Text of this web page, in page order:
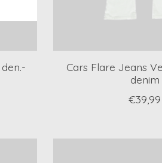
Cars Flare Jeans
denim
€39,99